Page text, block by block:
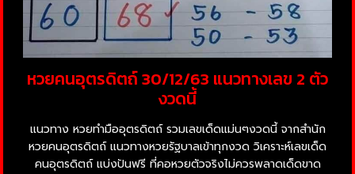
หวยคนอุตรดิตถ์ 30/12/63 แนวทางเลข 2 ตัว
งวดนี้
แนวทาง หวยทำมืออุตรดิตถ์ รวมเลขเด็ดแม่นๆงวดนี้ จากสำนัก
หวยคนอุตรดิตถ์ แนวทางหวยรัฐบาลเข้าทุกงวด วิเคราะห์เลขเด็ด
คนอุตรดิตถ์ แบ่งปันฟรี ที่คอหวยตัวจริงไม่ควรพลาดเด็ดขาด